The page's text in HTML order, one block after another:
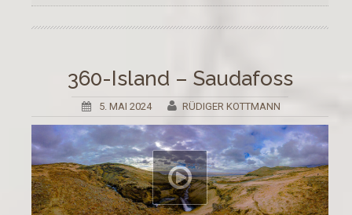
360-Island – Saudafoss
5. MAI 2024 RÜDIGER KOTTMANN